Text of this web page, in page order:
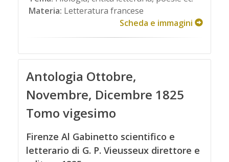
Materia: Letteratura francese
Scheda e immagini
Antologia Ottobre,
Novembre, Dicembre 1825
Tomo vigesimo
Firenze Al Gabinetto scientifico e
letterario di G. P. Vieusseux direttore e